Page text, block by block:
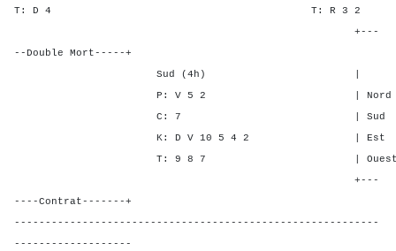
T: D 4 T: R
+---
--Double Mort-----+
Sud (4h) | SA P C
P: V 5 2 | Nord - -
C: 7 | Sud - - -
K: D V 10 5 4 2 | Est 4
T: 9 8 7 | Ouest 5 5
+---
----Contrat-------+
-----------------------------------------------------------
-------------------